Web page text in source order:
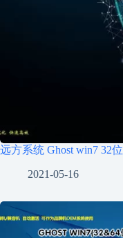
远方系统 Ghost win7 32
2021-05-16